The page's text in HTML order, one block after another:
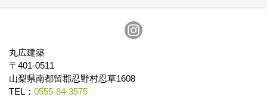
丸広建築
〒401-0511
山梨県南都留郡忍野村忍草1608
TEL： 0555-84-3575